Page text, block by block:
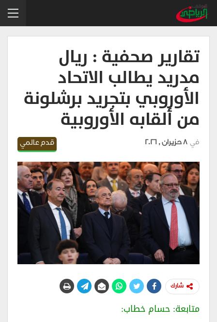
تقارير صحفية : ريال
مدريد يطالب الاتحاد
الأوروبي بتجريد برشلونة
من ألقابه الأوروبية
قدم عالمي في 8 حزيران , 2026
شارك
متابعة: حسام خطاب: